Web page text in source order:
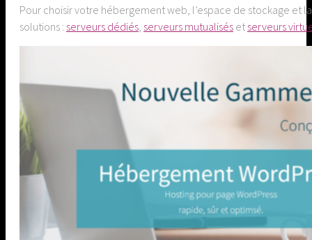
Pour choisir votre hébergement web, l’espace de stockage et
solutions : serveurs dédiés serveurs mutualisés et serveurs